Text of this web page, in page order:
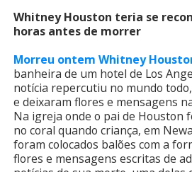
Whitney Houston teria se
horas antes de morrer
Morreu ontem Whitney
banheira de um hotel de Los
notícia repercutiu no mundo
e deixaram flores e mensagens
Na igreja onde o pai de Houston
no coral quando criança, em
foram colocados balões com a
flores e mensagens escritas de